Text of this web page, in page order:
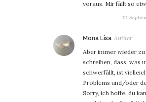
voraus. Mir fällt so
12.
Mona Lisa sagt:
Aber immer wieder zu
schreiben, dass, was
schwerfällt, ist
Problems und/oder
Sorry, ich hoffe, du